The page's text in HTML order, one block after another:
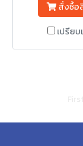
สั่งซื้อ
เปรียบ